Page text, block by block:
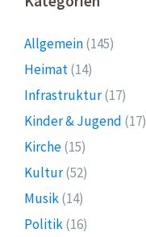
Allgemein(145)
Heimat(14)
Infrastruktur(17)
Kinder & Jugend (17)
Kirche(15)
Kultur(52)
Musik(14)
Politik(16)